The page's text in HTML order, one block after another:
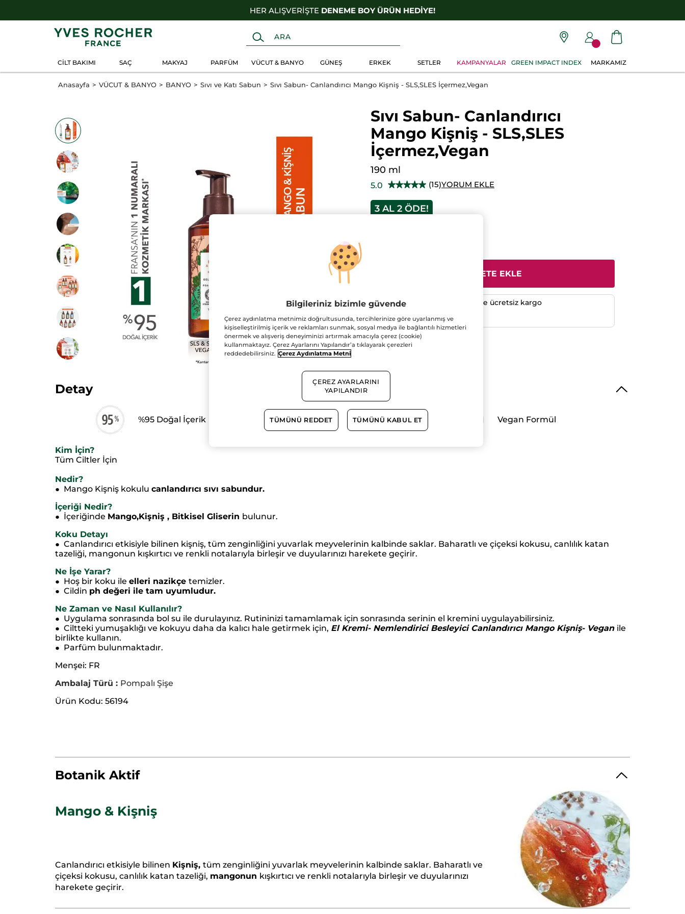
HER ALIŞVERİŞTE DENEME BOY ÜRÜN HEDİYE!
CİLT BAKIMI SAÇ MAKYAJ PARFÜM VÜCUT & BANYO GÜNEŞ ERKEK SETLER KAMPANYALAR GREEN IMPACT INDEX MARKAMIZ
Anasayfa VÜCUT & BANYO BANYO Sıvı ve Katı Sabun Sıvı Sabun- Canlandırıcı Mango Kişniş - SLS,SLES İçermez,Vegan
Sıvı Sabun- Canlandırıcı
Mango Kişniş - SLS,SLES
İçermez,Vegan
190 ml
5.0 ★★★★★
★★★★★
yıldız.
Bu
ürün
(15)YORUM EKLE
3 AL 2 ÖDE!
SEPETE EKLE
1.500TL ve üzeri alışverişlerde ücretsiz kargo
Güvenli Ödeme
Satış Sözleşmesi
GÖRÜNTÜLEYIN
Detay
%95 Doğal İçerik Sls&Sles İçermez Vegan Formül
Kim İçin?
Tüm Ciltler İçin
Nedir?
● Mango Kişniş kokulu canlandırıcı sıvı sabundur.
İçeriği Nedir?
● İçeriğinde Mango,Kişniş , Bitkisel Gliserin bulunur.
Koku Detayı
● Canlandırıcı etkisiyle bilinen kişniş, tüm zenginliğini yuvarlak meyvelerinin kalbinde saklar. Baharatlı ve çiçeksi kokusu, canlılık katan
tazeliği, mangonun kışkırtıcı ve renkli notalarıyla birleşir ve duyularınızı harekete geçirir.
Ne İşe Yarar?
● Hoş bir koku ile elleri nazikçe temizler.
● Cildin ph değeri ile tam uyumludur.
Ne Zaman ve Nasıl Kullanılır?
● Uygulama sonrasında bol su ile durulayınız. Rutininizi tamamlamak için sonrasında serinin el kremini uygulayabilirsiniz.
● Ciltteki yumuşaklığı ve kokuyu daha da kalıcı hale getirmek için, El Kremi- Nemlendirici Besleyici Canlandırıcı Mango Kişniş- Vegan ile
birlikte kullanın.
● Parfüm bulunmaktadır.
Menşei: FR
Ambalaj Türü : Pompalı Şişe
Ürün Kodu: 56194
Botanik Aktif
Mango & Kişniş
Canlandırıcı etkisiyle bilinen Kişniş, tüm zenginliğini yuvarlak meyvelerinin kalbinde saklar. Baharatlı ve
çiçeksi kokusu, canlılık katan tazeliği, mangonun kışkırtıcı ve renkli notalarıyla birleşir ve duyularınızı
harekete geçirir.
Bilgileriniz bizimle güvende
Çerez aydınlatma metnimiz doğrultusunda, tercihlerinize göre uyarlanmış ve
kişiselleştirilmiş içerik ve reklamları sunmak, sosyal medya ile bağlantılı hizmetleri
önermek ve alışveriş deneyiminizi artırmak amacıyla çerez (cookie)
kullanmaktayız. Çerez Ayarlarını Yapılandır’a tıklayarak çerezleri
reddedebilirsiniz. Çerez Aydınlatma Metni
ÇEREZ AYARLARINI
YAPILANDIR
TÜMÜNÜ REDDET TÜMÜNÜ KABUL ET